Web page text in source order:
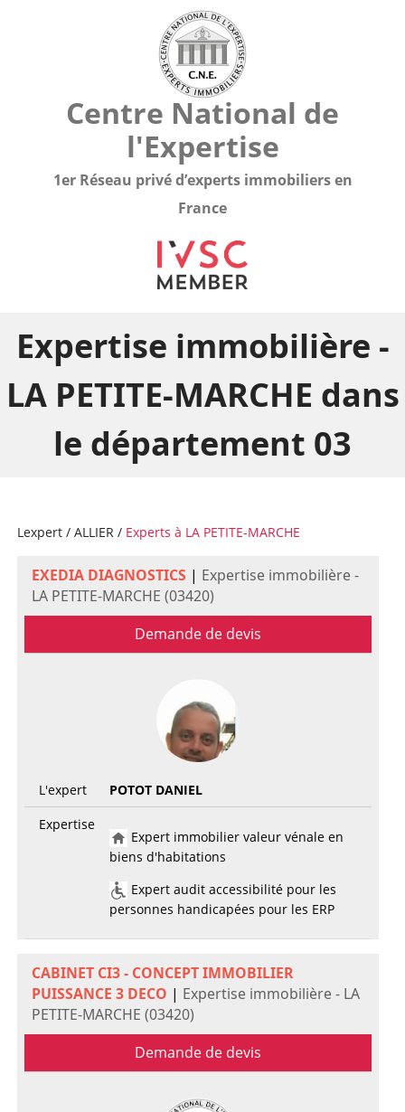
Centre National de
l'Expertise
1er Réseau privé d’experts immobiliers en
France
Expertise immobilière -
LA PETITE-MARCHE dans
le département 03
Lexpert/ ALLIER/ Experts à LA PETITE-MARCHE
EXEDIA DIAGNOSTICS | Expertise immobilière -
LA PETITE-MARCHE (03420)
Demande de devis
L'expert
POTOT DANIEL
Expertise
Expert immobilier valeur vénale en
biens d'habitations
Expert audit accessibilité pour les
personnes handicapées pour les ERP
CABINET CI3 - CONCEPT IMMOBILIER
PUISSANCE 3 DECO | Expertise immobilière - LA
PETITE-MARCHE (03420)
Demande de devis